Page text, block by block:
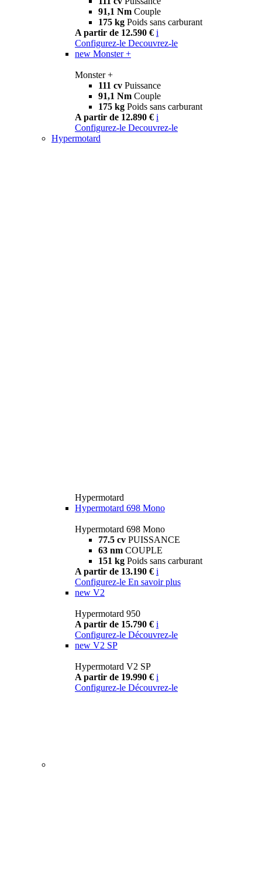
91,1 Nm Couple
175 kg Poids sans carburant
A partir de 12.590 € i
Configurez-le Decouvrez-le
new Monster +
Monster +
111 cv Puissance
91,1 Nm Couple
175 kg Poids sans carburant
A partir de 12.890 € i
Configurez-le Decouvrez-le
Hypermotard
Hypermotard
Hypermotard 698 Mono
Hypermotard 698 Mono
77.5 cv PUISSANCE
63 nm COUPLE
151 kg Poids sans carburant
A partir de 13.190 € i
Configurez-le En savoir plus
new V2
Hypermotard 950
A partir de 15.790 € i
Configurez-le Découvrez-le
new V2 SP
Hypermotard V2 SP
A partir de 19.990 € i
Configurez-le Découvrez-le